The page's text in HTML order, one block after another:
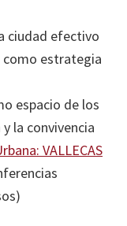
ciudad efectivo
como estrategia
espacio de los
la convivencia
VALLECAS